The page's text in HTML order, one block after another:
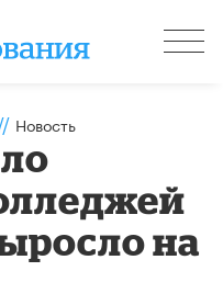
// Новость
на